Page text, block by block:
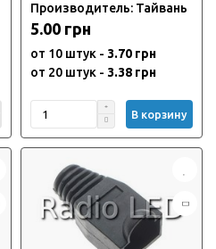
Производитель: Тайвань
5.00 грн
от 10 штук - 3.70 грн
от 20 штук - 3.38 грн
В корзину